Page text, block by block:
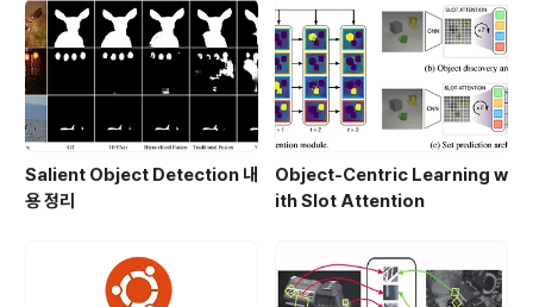
Salient Object Detection 내
용 정리
Object-Centric Learning w
ith Slot Attention